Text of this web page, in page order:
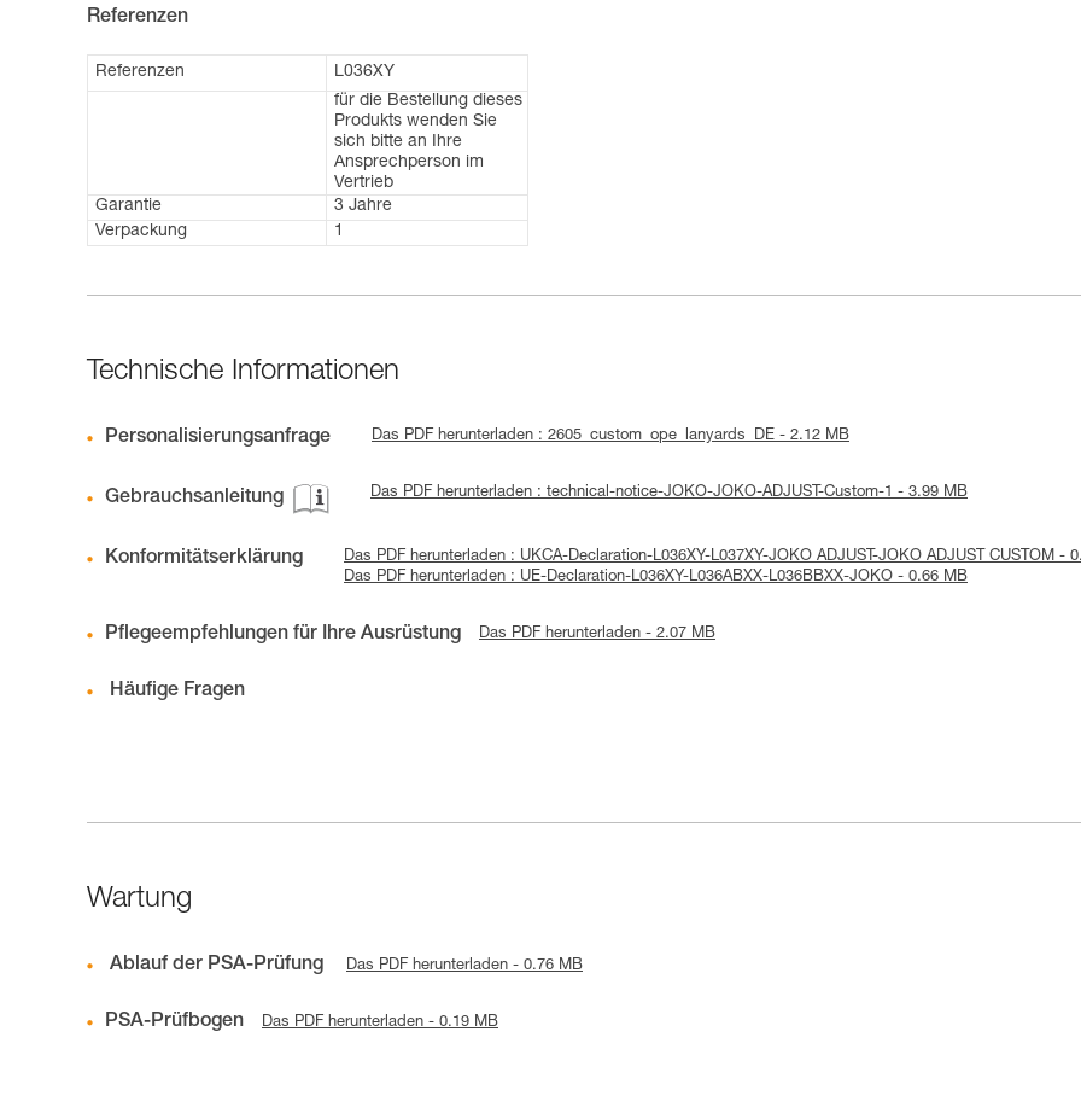
Referenzen
Referenzen
L036XY
für die Bestellung dieses
Produkts wenden Sie
sich bitte an Ihre
Ansprechperson im
Vertrieb
Garantie
3 Jahre
Verpackung
1
Technische Informationen
Personalisierungsanfrage Das PDF herunterladen : 2605_custom_ope_lanyards_DE - 2.12 MB
Gebrauchsanleitung Das PDF herunterladen : technical-notice-JOKO-JOKO-ADJUST-Custom-1 - 3.99 MB
Konformitätserklärung
Das PDF herunterladen : UKCA-Declaration-L036XY-L037XY-JOKO ADJUST-JOKO ADJUST CUSTOM -
Das PDF herunterladen : UE-Declaration-L036XY-L036ABXX-L036BBXX-JOKO - 0.66 MB
Pflegeempfehlungen für Ihre Ausrüstung Das PDF herunterladen - 2.07 MB
Häufige Fragen
Wartung
Ablauf der PSA-Prüfung Das PDF herunterladen - 0.76 MB
PSA-Prüfbogen Das PDF herunterladen - 0.19 MB